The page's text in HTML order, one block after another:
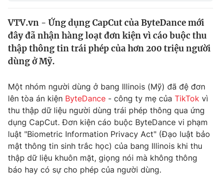
Thế giới
Tin tức
Thế giới đó đây
Kinh tế
Tài chính
Thị trường
Góc doanh nghiệp
Truyền hình
Phim VTV
Hậu trường
Nhân vật
Giải trí
Điện ảnh
Âm nhạc
Đời sống
VTV.vn - Ứng dụng CapCut của ByteDance mới
đây đã nhận hàng loạt đơn kiện vì cáo buộc thu
thập thông tin trái phép của hơn 200 triệu người
dùng ở Mỹ.
Một nhóm người dùng ở bang Illinois (Mỹ) đã đệ đơn
lên tòa án kiện ByteDance - công ty mẹ của TikTok vì
thu thập dữ liệu người dùng trái phép thông qua ứng
dụng CapCut. Đơn kiện cáo buộc ByteDance vi phạm
luật "Biometric Information Privacy Act" (Đạo luật bảo
mật thông tin sinh trắc học) của bang Illinois khi thu
thập dữ liệu khuôn mặt, giọng nói mà không thông
báo hay có sự cho phép của người dùng.